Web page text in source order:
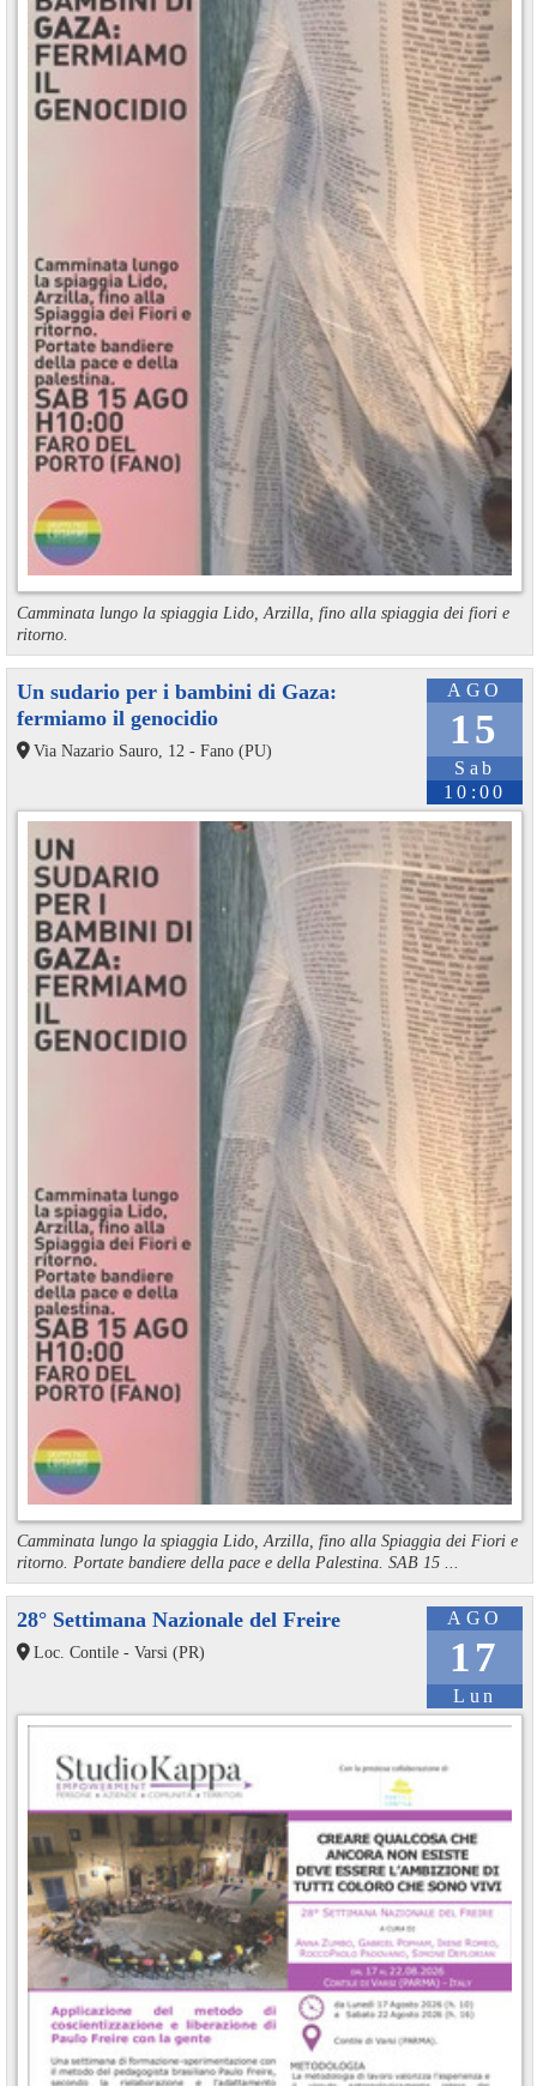
Camminata lungo la spiaggia Lido, Arzilla, fino alla spiaggia dei fiori e
ritorno.
AGO
15
Sab
10:00
Un sudario per i bambini di Gaza:
fermiamo il genocidio
Via Nazario Sauro, 12 - Fano (PU)
Camminata lungo la spiaggia Lido, Arzilla, fino alla Spiaggia dei Fiori e
ritorno. Portate bandiere della pace e della Palestina. SAB 15 ...
AGO
17
Lun
28° Settimana Nazionale del Freire
Loc. Contile - Varsi (PR)